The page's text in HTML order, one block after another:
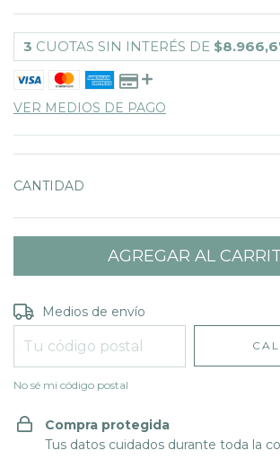
3 CUOTAS SIN INTERÉS DE
VER MEDIOS DE PAGO
CANTIDAD
Entregas para el CP:
Medios de envío
No sé mi código postal
Compra protegida
Tus datos cuidados durante toda la